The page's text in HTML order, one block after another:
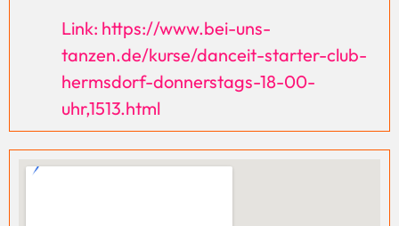
Link: https://www.bei-uns-
tanzen.de/kurse/danceit-starter-club-
hermsdorf-donnerstags-18-00-
uhr,1513.html